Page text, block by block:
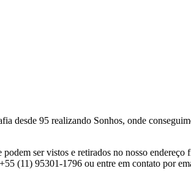
desde 95 realizando Sonhos, onde
ser vistos e retirados no nosso
(11) 95301-1796 ou entre em contato por